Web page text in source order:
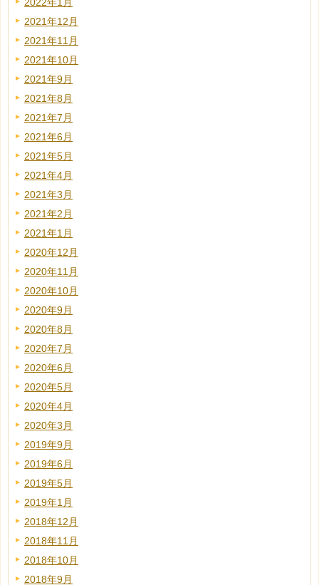
2021年12月
2021年11月
2021年10月
2021年9月
2021年8月
2021年7月
2021年6月
2021年5月
2021年4月
2021年3月
2021年2月
2021年1月
2020年12月
2020年11月
2020年10月
2020年9月
2020年8月
2020年7月
2020年6月
2020年5月
2020年4月
2020年3月
2019年9月
2019年6月
2019年5月
2019年1月
2018年12月
2018年11月
2018年10月
2018年9月